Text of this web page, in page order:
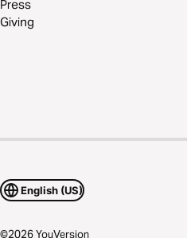
Press
Giving
English (US)
©2026YouVersion